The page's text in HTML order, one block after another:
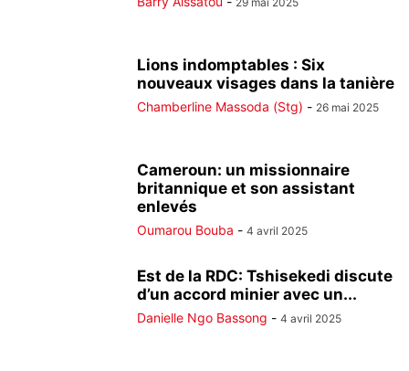
Lions indomptables : Six
nouveaux visages dans la tanière
Chamberline Massoda (Stg) - 26 mai 2025
Cameroun: un missionnaire
britannique et son assistant
enlevés
Oumarou Bouba - 4 avril 2025
Est de la RDC: Tshisekedi discute
d’un accord minier avec un...
Danielle Ngo Bassong - 4 avril 2025